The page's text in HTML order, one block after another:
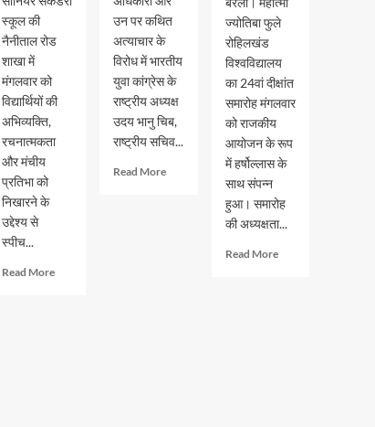
स्कूल की
नैनीताल रोड
शाखा में
मंगलवार को
विद्यार्थियों की
अभिव्यक्ति,
रचनात्मकता
और मंचीय
प्रतिभा को
निखारने के
उद्देश्य से
स्पीच...
Read MoreRead
उन पर कथित
अत्याचार के
विरोध में भारतीय
युवा कांग्रेस के
राष्ट्रीय अध्यक्ष
उदय भानु चिब,
राष्ट्रीय सचिव...
Read MoreRead
ज्योतिबा फुले
रोहिलखंड
विश्वविद्यालय
का 24वां दीक्षांत
समारोह मंगलवार
को राजकीय
आयोजन के रूप
में हर्षोल्लास के
साथ संपन्न
हुआ। समारोह
की अध्यक्षता...
Read MoreRead